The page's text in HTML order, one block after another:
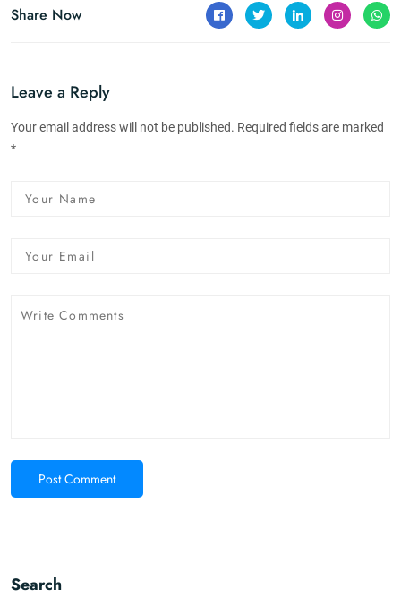
Share Now
Leave a Reply
Your email address will not be published. Required fields are marked
*
Post Comment
Search